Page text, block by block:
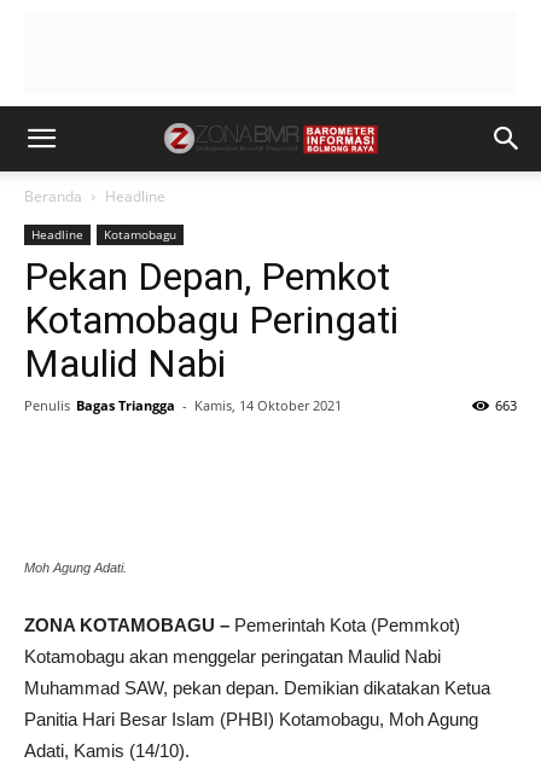
Beranda Headline
Headline Kotamobagu
Pekan Depan, Pemkot
Kotamobagu Peringati
Maulid Nabi
Penulis Bagas Triangga - Kamis, 14 Oktober 2021 663
Moh Agung Adati.
ZONA KOTAMOBAGU – Pemerintah Kota (Pemmkot)
Kotamobagu akan menggelar peringatan Maulid Nabi
Muhammad SAW, pekan depan. Demikian dikatakan Ketua
Panitia Hari Besar Islam (PHBI) Kotamobagu, Moh Agung
Adati, Kamis (14/10).